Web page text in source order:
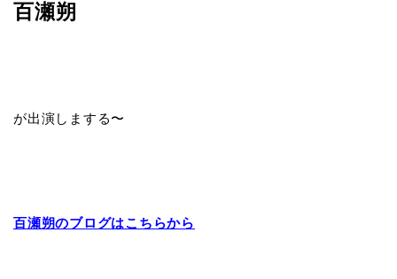
百瀬朔
が出演しまする〜
百瀬朔のブログはこちらから